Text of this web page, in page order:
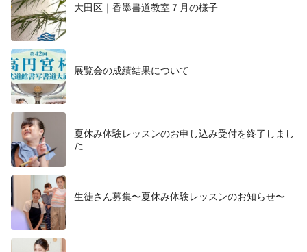
大田区｜香墨書道教室７月の様子
展覧会の成績結果について
夏休み体験レッスンのお申し込み受付を終了しまし
た
生徒さん募集〜夏休み体験レッスンのお知らせ〜